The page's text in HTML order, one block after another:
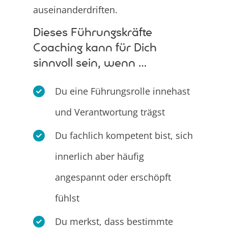
auseinanderdriften.
Dieses Führungskräfte
Coaching kann für Dich
sinnvoll sein, wenn …
Du eine Führungsrolle innehast
und Verantwortung trägst
Du fachlich kompetent bist, sich
innerlich aber häufig
angespannt oder erschöpft
fühlst
Du merkst, dass bestimmte